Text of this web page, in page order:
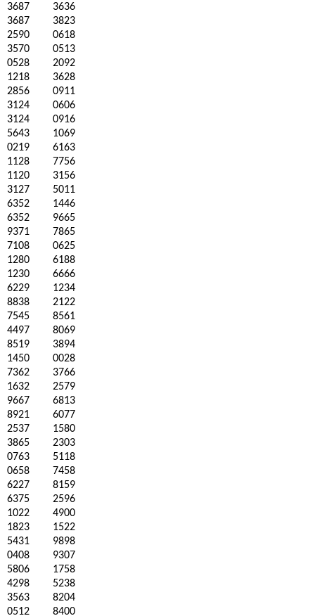
3687
3636
3687
3823
2590
0618
3570
0513
0528
2092
1218
3628
2856
0911
3124
0606
3124
0916
5643
1069
0219
6163
1128
7756
1120
3156
3127
5011
6352
1446
6352
9665
9371
7865
7108
0625
1280
6188
1230
6666
6229
1234
8838
2122
7545
8561
4497
8069
8519
3894
1450
0028
7362
3766
1632
2579
9667
6813
8921
6077
2537
1580
3865
2303
0763
5118
0658
7458
6227
8159
6375
2596
1022
4900
1823
1522
5431
9898
0408
9307
5806
1758
4298
5238
3563
8204
0512
8400